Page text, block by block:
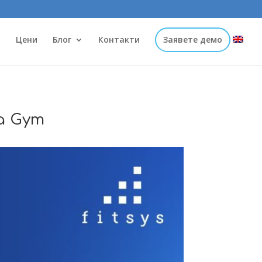
Цени Блог Контакти Заявете демо
Gym